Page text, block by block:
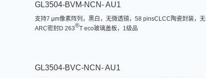
GL3504-BVM-NCN- AU1
支持7 μm像素阵列，黑白，无微透镜，58 pinsCLCC陶瓷封装，无
ARC密封D 263®T eco玻璃盖板，1级品
GL3504-BVC-NCN- AU1